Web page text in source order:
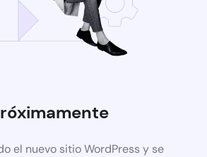
el nuevo sitio WordPress y se